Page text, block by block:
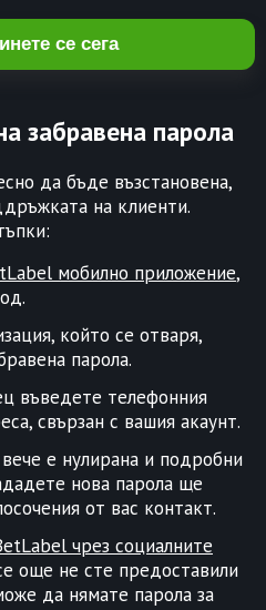
се сега
забравена парола
да бъде възстановена,
на клиенти.
мобилно приложение,
който се отваря,
парола.
въведете телефонния
свързан с вашия акаунт.
е нулирана и подробни
нова парола ще
от вас контакт.
чрез социалните
още не сте предоставили
да нямате парола за